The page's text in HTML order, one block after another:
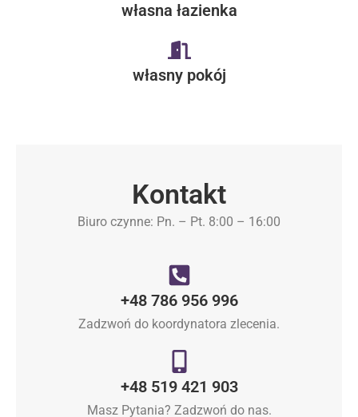
własna łazienka
własny pokój
Kontakt
Biuro czynne: Pn. – Pt. 8:00 – 16:00
+48 786 956 996
Zadzwoń do koordynatora zlecenia.
+48 519 421 903
Masz Pytania? Zadzwoń do nas.